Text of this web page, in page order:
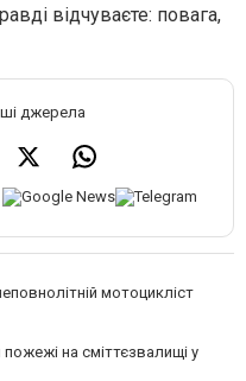
відчуваєте: повага,
джерела
мотоцикліст
на сміттєзвалищі у